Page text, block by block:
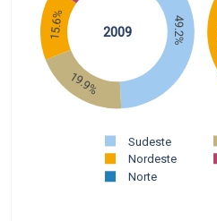
49.2%
19.9%
15.6%
Sudeste
Nordeste
Norte
2009